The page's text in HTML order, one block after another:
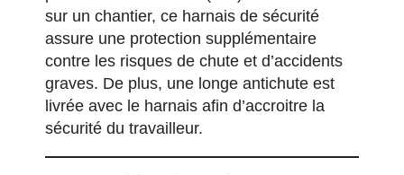
sur un chantier, ce harnais de sécurité
assure une protection supplémentaire
contre les risques de chute et d’accidents
graves. De plus, une longe antichute est
livrée avec le harnais afin d’accroitre la
sécurité du travailleur.